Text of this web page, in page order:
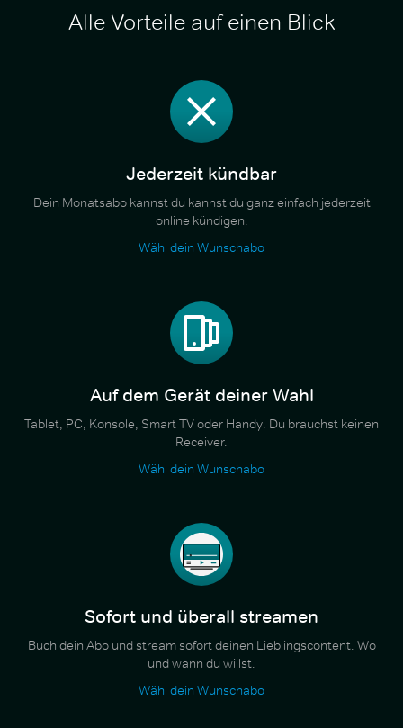
Alle Vorteile auf einen Blick
Jederzeit kündbar
Dein Monatsabo kannst du kannst du ganz einfach jederzeit
online kündigen.
Wähl dein Wunschabo
Auf dem Gerät deiner Wahl
Tablet, PC, Konsole, Smart TV oder Handy. Du brauchst keinen
Receiver.
Wähl dein Wunschabo
Sofort und überall streamen
Buch dein Abo und stream sofort deinen Lieblingscontent. Wo
und wann du willst.
Wähl dein Wunschabo